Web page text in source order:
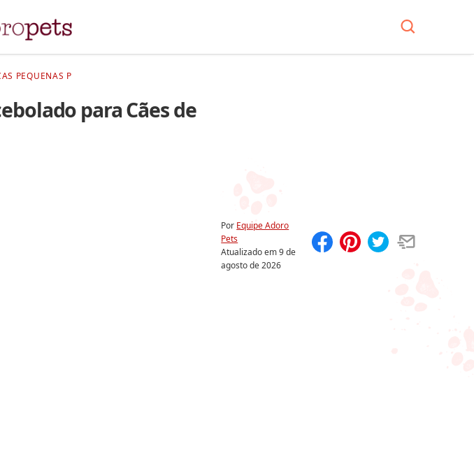
PEQUENAS P
para Cães de
Por Equipe Adoro
Pets
Atualizado em9 de
agosto de 2026